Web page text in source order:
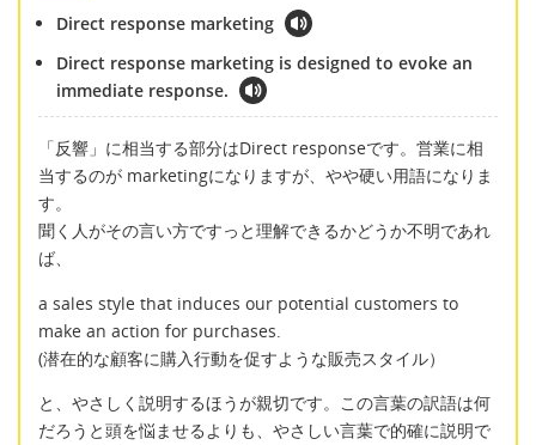
Direct response marketing
Direct response marketing is designed to evoke an
immediate response.
「反響」に相当する部分はDirect responseです。営業に相
当するのが marketingになりますが、やや硬い用語になりま
す。
聞く人がその言い方ですっと理解できるかどうか不明であれ
ば、
a sales style that induces our potential customers to
make an action for purchases.
(潜在的な顧客に購入行動を促すような販売スタイル）
と、やさしく説明するほうが親切です。この言葉の訳語は何
だろうと頭を悩ませるよりも、やさしい言葉で的確に説明で